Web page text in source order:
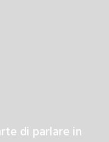
di parlare in